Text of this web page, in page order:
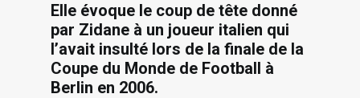
Elle évoque le coup de tête donné
par Zidane à un joueur italien qui
l’avait insulté lors de la finale de la
Coupe du Monde de Football à
Berlin en 2006.